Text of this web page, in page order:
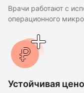
Врачи работают с
операционного
Устойчивая